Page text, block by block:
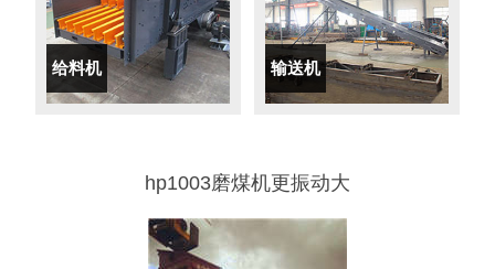
给料机 输送机
hp1003磨煤机更振动大